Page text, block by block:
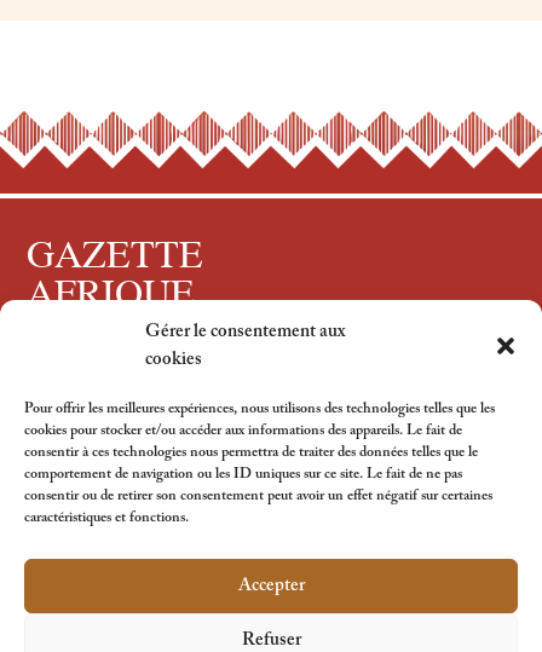
Gérer le consentement aux
cookies
Pour offrir les meilleures expériences, nous utilisons des technologies telles que les
cookies pour stocker et/ou accéder aux informations des appareils. Le fait de
consentir à ces technologies nous permettra de traiter des données telles que le
comportement de navigation ou les ID uniques sur ce site. Le fait de ne pas
consentir ou de retirer son consentement peut avoir un effet négatif sur certaines
caractéristiques et fonctions.
Accepter
Refuser
GAZETTE
AFRIQUE
Tous droits réservés, 2024
Suivez-nous